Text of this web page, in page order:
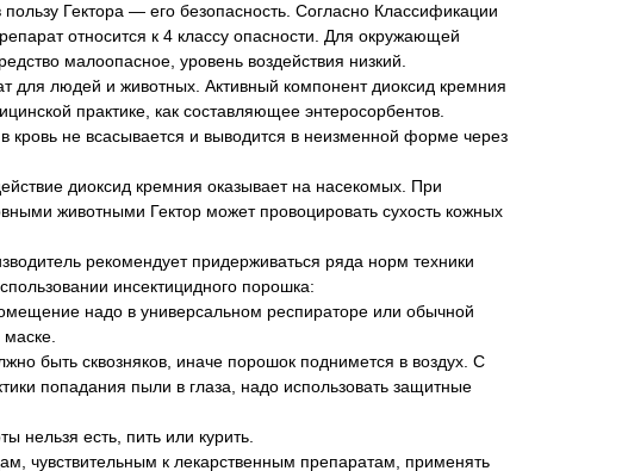
пользу Гектора — его безопасность. Согласно Классификации
относится к 4 классу опасности. Для окружающей
малоопасное, уровень воздействия низкий.
для людей и животных. Активный компонент диоксид кремния
практике, как составляющее энтеросорбентов.
кровь не всасывается и выводится в неизменной форме через
диоксид кремния оказывает на насекомых. При
животными Гектор может провоцировать сухость кожных
рекомендует придерживаться ряда норм техники
инсектицидного порошка:
надо в универсальном респираторе или обычной
быть сквозняков, иначе порошок поднимется в воздух. С
попадания пыли в глаза, надо использовать защитные
нельзя есть, пить или курить.
чувствительным к лекарственным препаратам, применять